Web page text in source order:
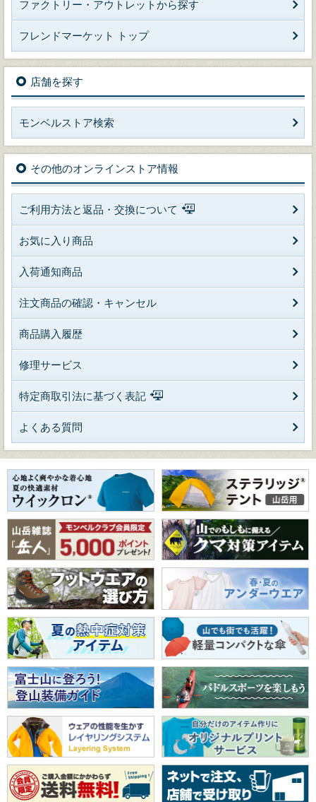
ファクトリー・アウトレットから探す
フレンドマーケット トップ
店舗を探す
モンベルストア検索
その他のオンラインストア情報
ご利用方法と返品・交換について
お気に入り商品
入荷通知商品
注文商品の確認・キャンセル
商品購入履歴
修理サービス
特定商取引法に基づく表記
よくある質問